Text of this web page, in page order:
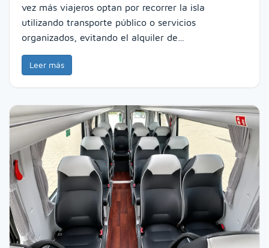
vez más viajeros optan por recorrer la isla
utilizando transporte público o servicios
organizados, evitando el alquiler de…
Leer más